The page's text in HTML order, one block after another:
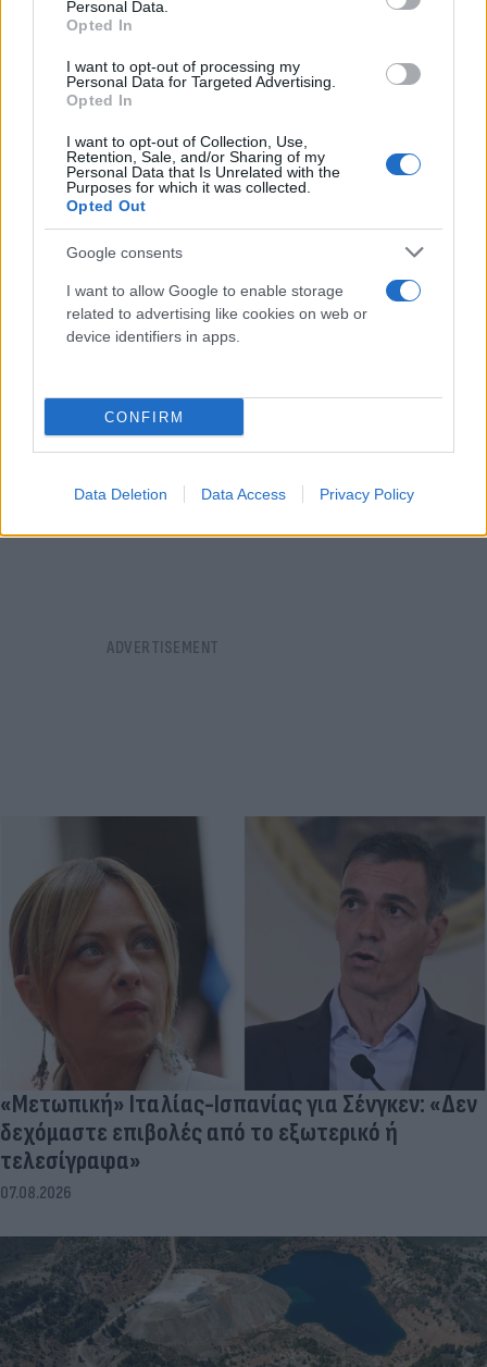
Personal Data.
Opted In
I want to opt-out of processing my
Personal Data for Targeted Advertising.
Opted In
I want to opt-out of Collection, Use,
Retention, Sale, and/or Sharing of my
Personal Data that Is Unrelated with the
Purposes for which it was collected.
Opted Out
Google consents
I want to allow Google to enable storage
related to advertising like cookies on web or
device identifiers in apps.
CONFIRM
Data Deletion Data Access Privacy Policy
55χρονο που είχε κρύψει τον πατέρα του
στον καταψύκτη
«Μετωπική» Ιταλίας-Ισπανίας για Σένγκεν: «Δεν
δεχόμαστε επιβολές από το εξωτερικό ή
τελεσίγραφα»
07.08.2026